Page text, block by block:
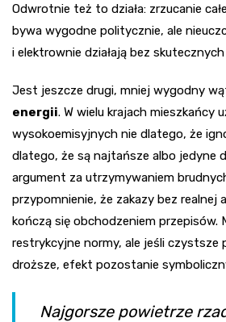
Odwrotnie też to działa: zrzucanie
bywa wygodne politycznie, ale
i elektrownie działają bez
Jest jeszcze drugi, mniej wygodny
energii. W wielu krajach mieszkańcy
wysokoemisyjnych nie dlatego, że
dlatego, że są najtańsze albo jedyne
argument za utrzymywaniem
przypomnienie, że zakazy bez realnej
kończą się obchodzeniem przepisów.
restrykcyjne normy, ale jeśli czystsze
droższe, efekt pozostanie
Najgorsze powietrze